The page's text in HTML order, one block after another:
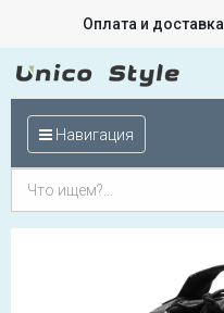
Оплата и доставка
Навигация